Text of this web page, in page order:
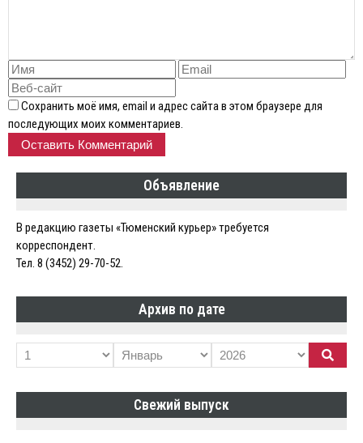
Сохранить моё имя, email и адрес сайта в этом браузере для
последующих моих комментариев.
Объявление
В редакцию газеты «Тюменский курьер» требуется
корреспондент.
Тел. 8 (3452) 29-70-52.
Архив по дате
Свежий выпуск